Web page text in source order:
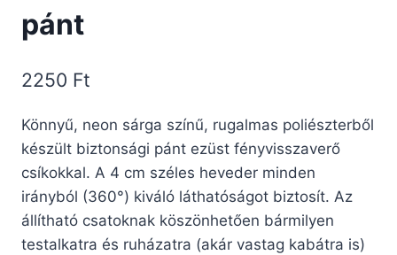
pánt
2250 Ft
Könnyű, neon sárga színű, rugalmas poliészterből
készült biztonsági pánt ezüst fényvisszaverő
csíkokkal. A 4 cm széles heveder minden
irányból (360°) kiváló láthatóságot biztosít. Az
állítható csatoknak köszönhetően bármilyen
testalkatra és ruházatra (akár vastag kabátra is)